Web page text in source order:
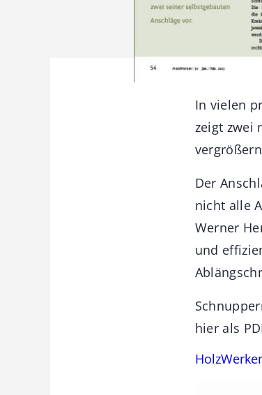
In vielen
zeigt zwei
Der
nicht alle
Werner
und
hier als